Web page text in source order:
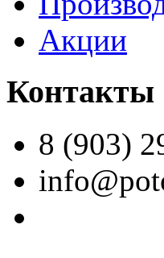
Акции
Контакты
8 (903)